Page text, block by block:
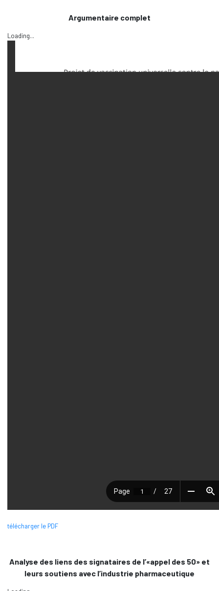
Argumentaire complet
Loading...
télécharger le PDF
Analyse des liens des signataires de l’«appel des 50» et
leurs soutiens avec l’industrie pharmaceutique